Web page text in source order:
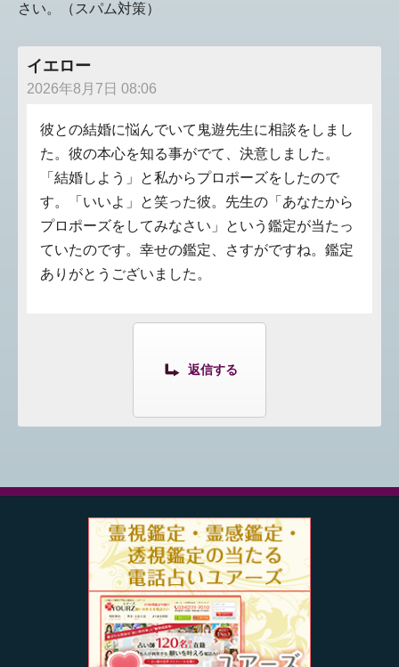
さい。（スパム対策）
イエロー
2026年8月7日 08:06
彼との結婚に悩んでいて鬼遊先生に相談をしまし
た。彼の本心を知る事がでて、決意しました。
「結婚しよう」と私からプロポーズをしたので
す。「いいよ」と笑った彼。先生の「あなたから
プロポーズをしてみなさい」という鑑定が当たっ
ていたのです。幸せの鑑定、さすがですね。鑑定
ありがとうございました。
返信する